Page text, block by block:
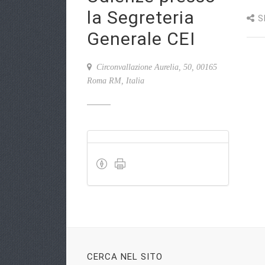
la Segreteria
Generale CEI
Circonvallazione Aurelia, 50, 00165
Roma RM, Italia
CERCA NEL SITO